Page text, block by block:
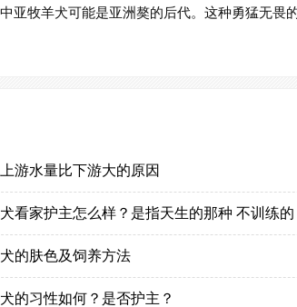
亚牧羊犬可能是亚洲獒的后代。这种勇猛无畏
游水量比下游大的原因
看家护主怎么样？是指天生的那种 不训练的
的肤色及饲养方法
的习性如何？是否护主？